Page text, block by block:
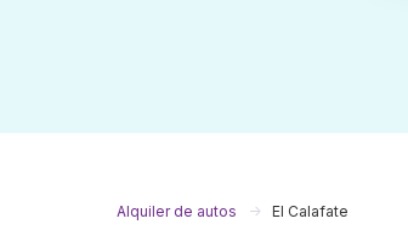
Alquiler de autos El Calafate